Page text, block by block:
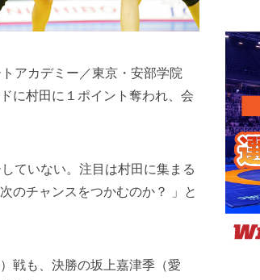
アカデミー／東京・安部学院
に村田に１ポイント奪われ、会
ていない。注目は村田に集まる
のチャンスをつかむのか？ 」と
戦も、決勝の坂上嘉津季（愛